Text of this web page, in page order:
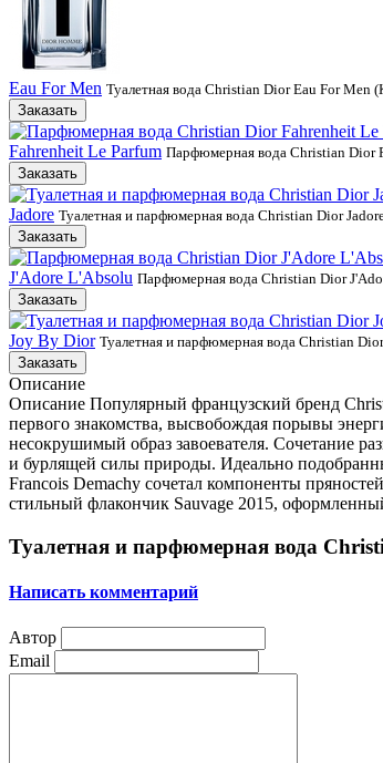
Eau For Men Туалетная вода Christian Dior Eau For
Заказать
Fahrenheit Le Parfum Парфюмерная вода Christian Dior
Заказать
Jadore Туалетная и парфюмерная вода Christian Dior
Заказать
J'Adore L'Absolu Парфюмерная вода Christian Dior
Заказать
Joy By Dior Туалетная и парфюмерная вода Christian
Заказать
Описание
Описание Популярный французский бренд
первого знакомства, высвобождая порывы
несокрушимый образ завоевателя. Сочетание
и бурлящей силы природы. Идеально
Francois Demachy сочетал компоненты
стильный флакончик Sauvage 2015,
Туалетная и парфюмерная вода
Написать комментарий
Автор
Email